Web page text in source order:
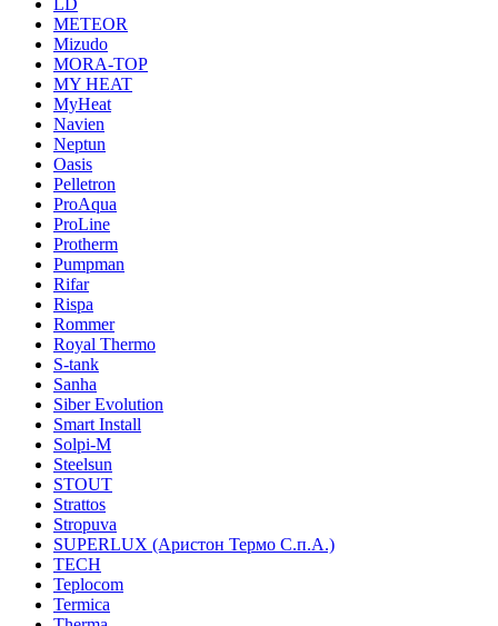
LD
METEOR
Mizudo
MORA-TOP
MY HEAT
MyHeat
Navien
Neptun
Oasis
Pelletron
ProAqua
ProLine
Protherm
Pumpman
Rifar
Rispa
Rommer
Royal Thermo
S-tank
Sanha
Siber Evolution
Smart Install
Solpi-M
Steelsun
STOUT
Strattos
Stropuva
SUPERLUX (Аристон Термо С.п.А.)
TECH
Teplocom
Termica